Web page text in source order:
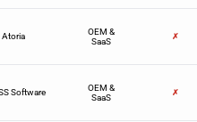
Atoria
OEM &
SaaS
✗
Software
OEM &
SaaS
✗